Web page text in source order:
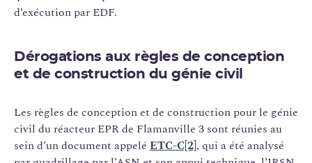
d’exécution par EDF.
Dérogations aux règles de conception
et de construction du génie civil
Les règles de conception et de construction pour le génie
civil du réacteur EPR de Flamanville 3 sont réunies au
sein d’un document appelé ETC-C[2], qui a été analysé